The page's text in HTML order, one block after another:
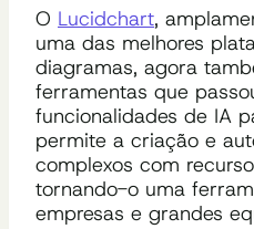
O Lucidchart,
uma das melhores
diagramas, agora
ferramentas que
funcionalidades de IA
permite a criação e
complexos com
tornando-o uma
empresas e grandes